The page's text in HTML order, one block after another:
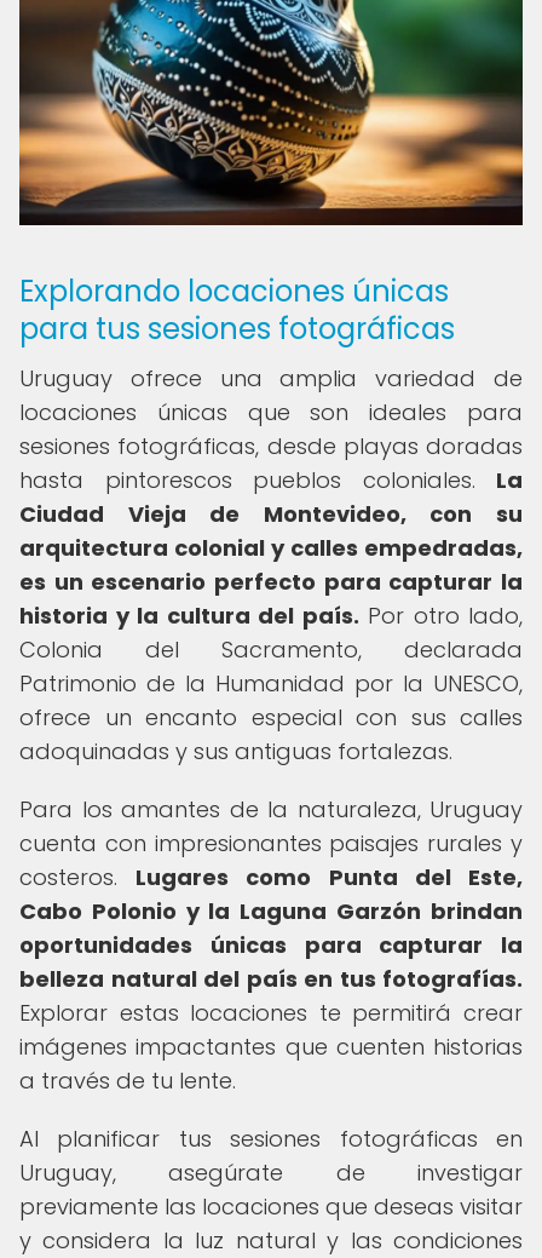
Explorando locaciones únicas
para tus sesiones fotográficas
Uruguay ofrece una amplia variedad de
locaciones únicas que son ideales para
sesiones fotográficas, desde playas doradas
hasta pintorescos pueblos coloniales. La
Ciudad Vieja de Montevideo, con su
arquitectura colonial y calles empedradas,
es un escenario perfecto para capturar la
historia y la cultura del país. Por otro lado,
Colonia del Sacramento, declarada
Patrimonio de la Humanidad por la UNESCO,
ofrece un encanto especial con sus calles
adoquinadas y sus antiguas fortalezas.
Para los amantes de la naturaleza, Uruguay
cuenta con impresionantes paisajes rurales y
costeros. Lugares como Punta del Este,
Cabo Polonio y la Laguna Garzón brindan
oportunidades únicas para capturar la
belleza natural del país en tus fotografías.
Explorar estas locaciones te permitirá crear
imágenes impactantes que cuenten historias
a través de tu lente.
Al planificar tus sesiones fotográficas en
Uruguay, asegúrate de investigar
previamente las locaciones que deseas visitar
y considera la luz natural y las condiciones